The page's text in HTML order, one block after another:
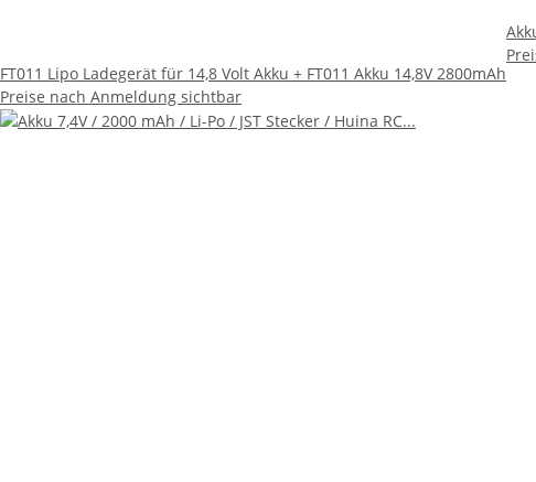
FT011 Lipo Ladegerät für 14,8 Volt Akku + FT011 Akku 14,8V 2800mAh
Preise nach Anmeldung sichtbar